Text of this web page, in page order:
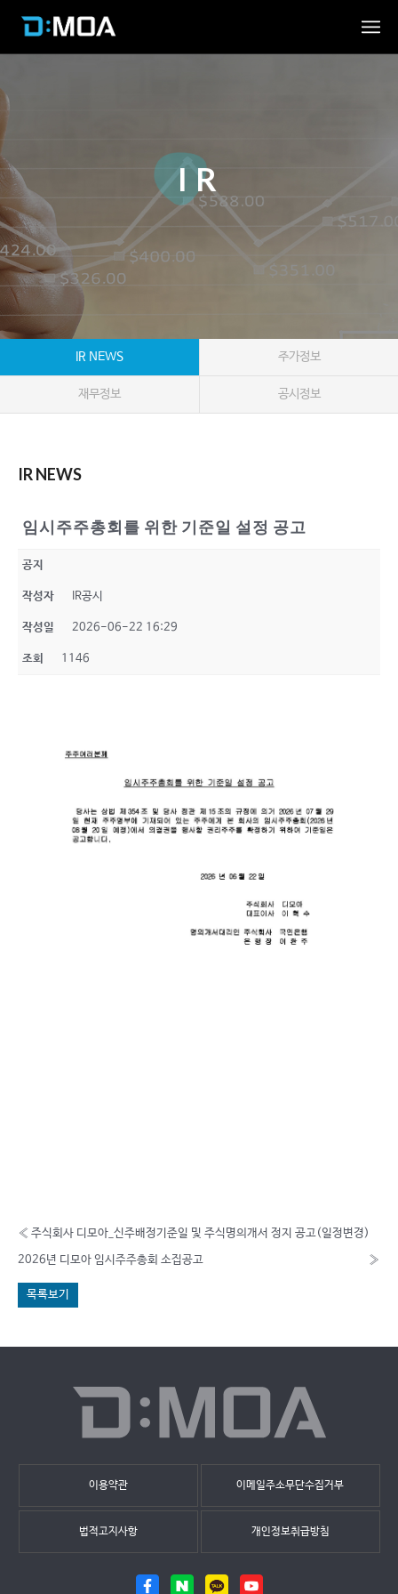
IR
IR NEWS 주가정보
재무정보 공시정보
IR NEWS
임시주주총회를 위한 기준일 설정 공고
공지
작성자 IR공시
작성일 2026-06-22 16:29
조회 1146
« 주식회사 디모아_신주배정기준일 및 주식명의개서 정지 공고(일정변경)
2026년 디모아 임시주주총회 소집공고
»
목록보기
이용약관 이메일주소무단수집거부
법적고지사항 개인정보취급방침